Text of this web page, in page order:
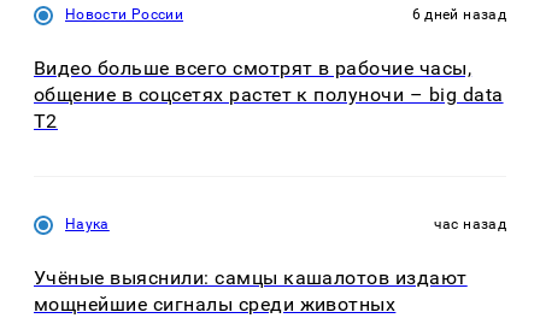
Новости России 6 дней назад
Видео больше всего смотрят в рабочие часы,
общение в соцсетях растет к полуночи – big data
T2
Наука час назад
Учёные выяснили: самцы кашалотов издают
мощнейшие сигналы среди животных